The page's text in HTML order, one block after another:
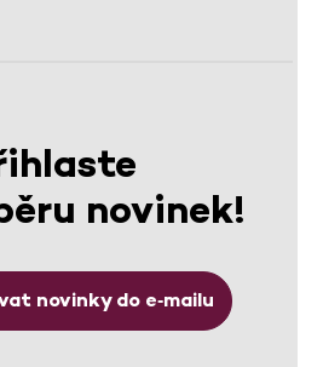
novinek!
novinky do e‑mailu